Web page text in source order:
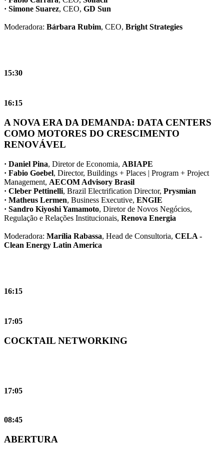
· Simone Suarez, CEO, GD Sun
Moderadora: Bárbara Rubim, CEO, Bright Strategies
15:30
16:15
A NOVA ERA DA DEMANDA: DATA CENTERS
COMO MOTORES DO CRESCIMENTO
RENOVÁVEL
· Daniel Pina, Diretor de Economia, ABIAPE
· Fabio Goebel, Director, Buildings + Places | Program + Project
Management, AECOM Advisory Brasil
· Cleber Pettinelli, Brazil Electrification Director, Prysmian
· Matheus Lermen, Business Executive, ENGIE
· Sandro Kiyoshi Yamamoto, Diretor de Novos Negócios,
Regulação e Relações Institucionais, Renova Energia
Moderadora: Marília Rabassa, Head de Consultoria, CELA -
Clean Energy Latin America
16:15
17:05
COCKTAIL NETWORKING
17:05
08:45
ABERTURA